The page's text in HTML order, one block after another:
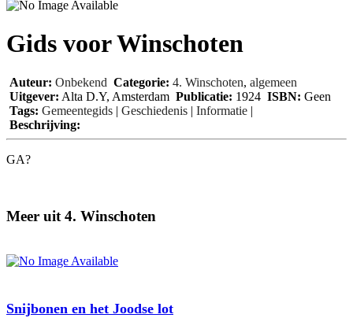
Gids voor Winschoten
Auteur: Onbekend Categorie: 4. Winschoten, algemeen
Uitgever: Alta D.Y, Amsterdam Publicatie: 1924 ISBN: Geen
Tags: Gemeentegids | Geschiedenis | Informatie |
Beschrijving:
GA?
Meer uit 4. Winschoten
Snijbonen en het Joodse lot